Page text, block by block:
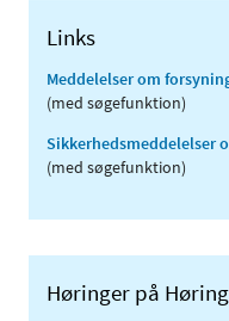
Links
Meddelelser om
(med søgefunktion)
Sikkerhedsmeddelelser
(med søgefunktion)
Høringer på